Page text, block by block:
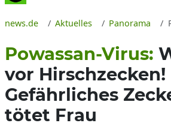
news.de Aktuelles Panorama
Powassan-Virus:
vor Hirschzecken!
Gefährliches
tötet Frau